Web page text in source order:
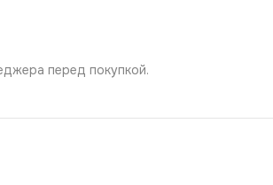
перед покупкой.